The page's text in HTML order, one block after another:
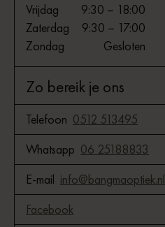
Vrijdag
9:30 – 18:00
Zaterdag
9:30 – 17:00
Zondag
Gesloten
Zo bereik je ons
Telefoon 0512 513495
Whatsapp 06 25188833
E-mail info@bangmaoptiek.nl
Facebook